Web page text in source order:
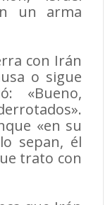
un arma
con Irán
o sigue
«Bueno,
«en su
sepan, él
trato con